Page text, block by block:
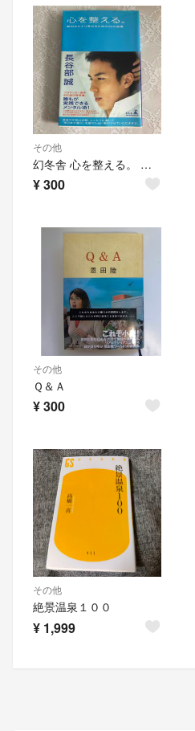
その他
幻冬舎 心を整える。 長谷川誠 サッカー
¥300
その他
Ｑ＆Ａ
¥300
その他
絶景温泉１００
¥ 1,999